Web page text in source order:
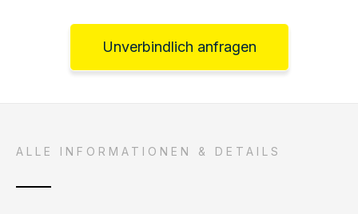
Unverbindlich anfragen
ALLE INFORMATIONEN & DETAILS